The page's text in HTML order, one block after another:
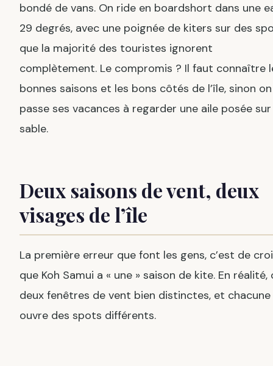
bondé de vans. On ride en boardshort dans une
29 degrés, avec une poignée de kiters sur des
que la majorité des touristes ignorent
complètement. Le compromis ? Il faut connaître
bonnes saisons et les bons côtés de l’île, sinon on
passe ses vacances à regarder une aile posée
sable.
Deux saisons de vent, deux
visages de l’île
La première erreur que font les gens, c’est de
que Koh Samui a « une » saison de kite. En réalité,
deux fenêtres de vent bien distinctes, et chacune
ouvre des spots différents.